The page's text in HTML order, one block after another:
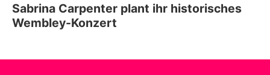
Sabrina Carpenter plant ihr historisches
Wembley-Konzert